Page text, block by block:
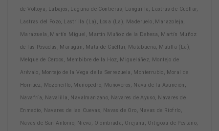
de Voltoya, Labajos, Laguna de Contreras, Languilla, Lastras de Cuéllar,
Lastras del Pozo, Lastrilla (La), Losa (La), Maderuelo, Marazoleja,
Marazuela, Martín Miguel, Martín Muñoz de la Dehesa, Martín Muñoz
de las Posadas, Marugán, Mata de Cuéllar, Matabuena, Matilla (La),
Melque de Cercos, Membibre de la Hoz, Migueláñez, Montejo de
Arévalo, Montejo de la Vega de la Serrezuela, Monterrubio, Moral de
Hornuez, Mozoncillo, Muñopedro, Muñoveros, Nava de la Asunción,
Navafría, Navalilla, Navalmanzano, Navares de Ayuso, Navares de
Enmedio, Navares de las Cuevas, Navas de Oro, Navas de Riofrío,
Navas de San Antonio, Nieva, Olombrada, Orejana, Ortigosa de Pestaño,